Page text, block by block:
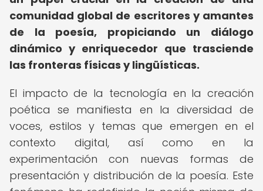
comunidad global de escritores y amantes
de la poesía, propiciando un diálogo
dinámico y enriquecedor que trasciende
las fronteras físicas y lingüísticas.
El impacto de la tecnología en la creación
poética se manifiesta en la diversidad de
voces, estilos y temas que emergen en el
contexto digital, así como en la
experimentación con nuevas formas de
presentación y distribución de la poesía. Este